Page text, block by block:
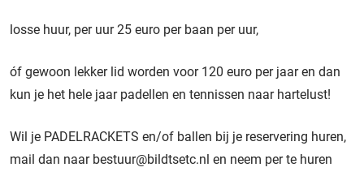
losse huur, per uur 25 euro per baan per uur,
óf gewoon lekker lid worden voor 120 euro per jaar en dan
kun je het hele jaar padellen en tennissen naar hartelust!
Wil je PADELRACKETS en/of ballen bij je reservering huren,
mail dan naar bestuur@bildtsetc.nl en neem per te huren